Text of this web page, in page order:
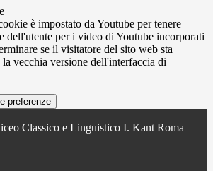
è impostato da Youtube per tenere
dell'utente per i video di Youtube incorporati
se il visitatore del sito web sta
vecchia versione dell'interfaccia di
preferenze
Classico e Linguistico I. Kant Roma